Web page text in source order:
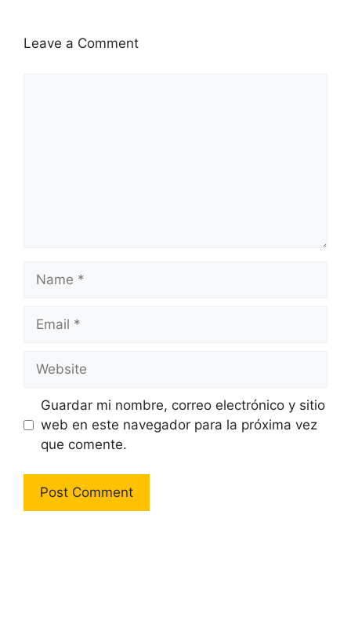
Leave a Comment
Guardar mi nombre, correo electrónico y sitio
web en este navegador para la próxima vez
que comente.